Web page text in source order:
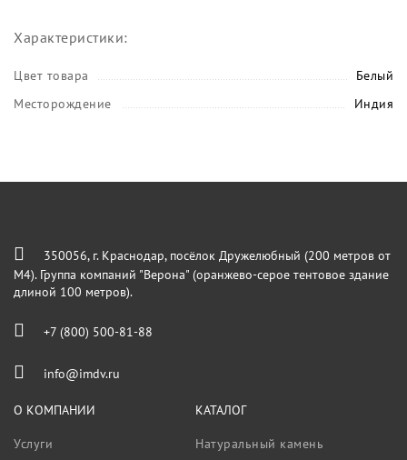
Характеристики:
Цвет товара
Белый
Месторождение
Индия
350056, г. Краснодар, посёлок Дружелюбный (200 метров от
М4). Группа компаний "Верона" (оранжево-серое тентовое здание
длиной 100 метров).
+7 (800) 500-81-88
info@imdv.ru
О КОМПАНИИ
Услуги
КАТАЛОГ
Натуральный камень